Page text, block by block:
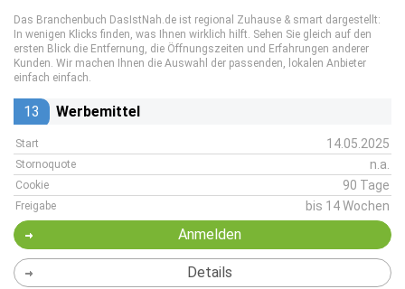
Das Branchenbuch DasIstNah.de ist regional Zuhause & smart dargestellt:
In wenigen Klicks finden, was Ihnen wirklich hilft. Sehen Sie gleich auf den
ersten Blick die Entfernung, die Öffnungszeiten und Erfahrungen anderer
Kunden. Wir machen Ihnen die Auswahl der passenden, lokalen Anbieter
einfach einfach.
13 Werbemittel
Start 14.05.2025
Stornoquote n.a.
Cookie 90 Tage
Freigabe bis 14 Wochen
Anmelden
Details